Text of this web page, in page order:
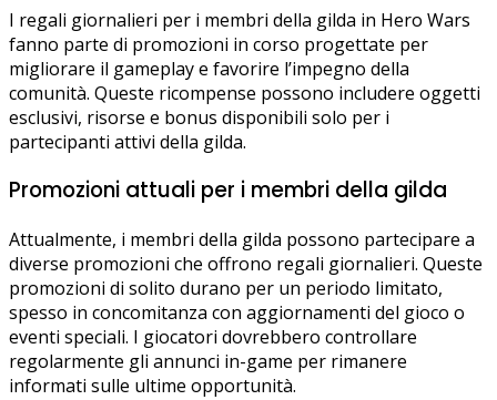
I regali giornalieri per i membri della gilda in Hero Wars
fanno parte di promozioni in corso progettate per
migliorare il gameplay e favorire l’impegno della
comunità. Queste ricompense possono includere oggetti
esclusivi, risorse e bonus disponibili solo per i
partecipanti attivi della gilda.
Promozioni attuali per i membri della gilda
Attualmente, i membri della gilda possono partecipare a
diverse promozioni che offrono regali giornalieri. Queste
promozioni di solito durano per un periodo limitato,
spesso in concomitanza con aggiornamenti del gioco o
eventi speciali. I giocatori dovrebbero controllare
regolarmente gli annunci in-game per rimanere
informati sulle ultime opportunità.